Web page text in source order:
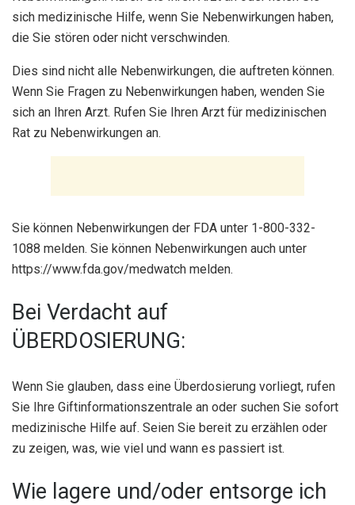
sich medizinische Hilfe, wenn Sie Nebenwirkungen haben,
die Sie stören oder nicht verschwinden.
Dies sind nicht alle Nebenwirkungen, die auftreten können.
Wenn Sie Fragen zu Nebenwirkungen haben, wenden Sie
sich an Ihren Arzt. Rufen Sie Ihren Arzt für medizinischen
Rat zu Nebenwirkungen an.
Sie können Nebenwirkungen der FDA unter 1-800-332-
1088 melden. Sie können Nebenwirkungen auch unter
https://www.fda.gov/medwatch melden.
Bei Verdacht auf
ÜBERDOSIERUNG:
Wenn Sie glauben, dass eine Überdosierung vorliegt, rufen
Sie Ihre Giftinformationszentrale an oder suchen Sie sofort
medizinische Hilfe auf. Seien Sie bereit zu erzählen oder
zu zeigen, was, wie viel und wann es passiert ist.
Wie lagere und/oder entsorge ich